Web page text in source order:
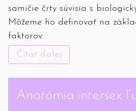
samičie črty súvisia s
Môžeme ho definovať na
faktorov:
Čítať ďalej
Anatómia intersex